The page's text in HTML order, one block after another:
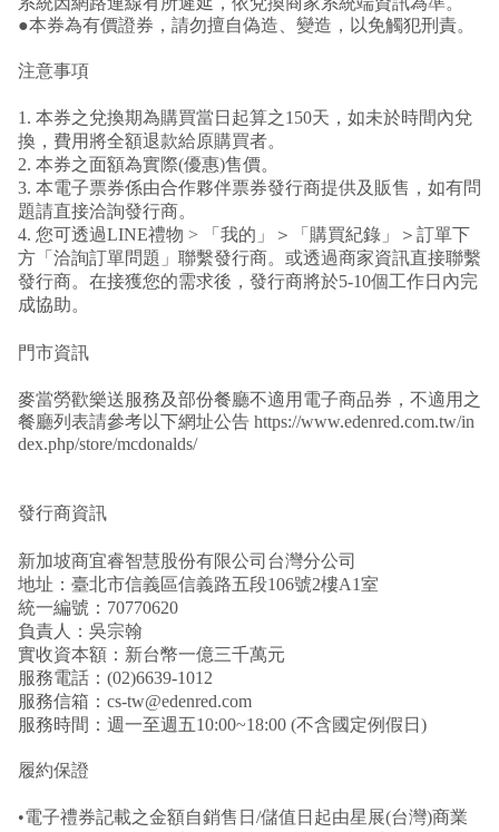
●本券為有價證券，請勿擅自偽造、變造，以免觸犯刑責。
注意事項
1. 本券之兌換期為購買當日起算之150天，如未於時間內兌
換，費用將全額退款給原購買者。
2. 本券之面額為實際(優惠)售價。
3. 本電子票券係由合作夥伴票券發行商提供及販售，如有問
題請直接洽詢發行商。
4. 您可透過LINE禮物 > 「我的」＞「購買紀錄」＞訂單下
方「洽詢訂單問題」聯繫發行商。或透過商家資訊直接聯繫
發行商。在接獲您的需求後，發行商將於5-10個工作日內完
成協助。
門市資訊
麥當勞歡樂送服務及部份餐廳不適用電子商品券，不適用之
餐廳列表請參考以下網址公告 https://www.edenred.com.tw/in
dex.php/store/mcdonalds/
發行商資訊
新加坡商宜睿智慧股份有限公司台灣分公司
地址：臺北市信義區信義路五段106號2樓A1室
統一編號：70770620
負責人：吳宗翰
實收資本額：新台幣一億三千萬元
服務電話：(02)6639-1012
服務信箱：cs-tw@edenred.com
服務時間：週一至週五10:00~18:00 (不含國定例假日)
履約保證
•電子禮券記載之金額自銷售日/儲值日起由星展(台灣)商業